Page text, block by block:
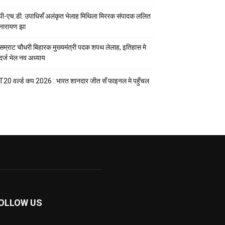
एच.डी. उपाधिसँ अलंकृत भेलाह मिथिला मिररक संपादक ललित
झा
चौधरी बिहारक मुख्यमंत्री पदक शपथ लेलाह, इतिहास मे
भेल नव अध्याय
वर्ल्ड कप 2026 : भारत शानदार जीत सँ फाइनल मे पहुँचल
US